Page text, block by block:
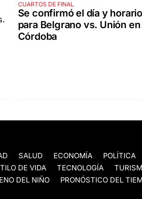
CUARTOS DE FINAL
Se confirmó el día y horario
para Belgrano vs. Unión en
Córdoba
SALUD ECONOMÍA POLÍTICA
DE VIDA TECNOLOGÍA
DEL NIÑO PRONÓSTICO DEL